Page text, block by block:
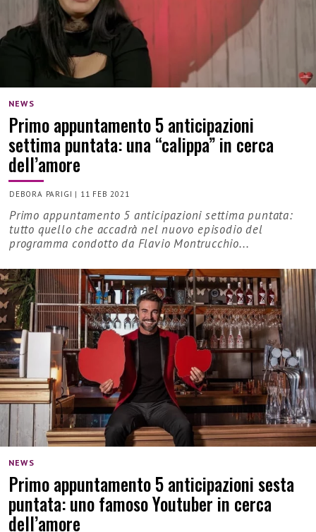
NEWS
Primo appuntamento 5 anticipazioni
settima puntata: una “calippa” in cerca
dell’amore
DEBORA PARIGI | 11 FEB 2021
Primo appuntamento 5 anticipazioni settima puntata:
tutto quello che accadrà nel nuovo episodio del
programma condotto da Flavio Montrucchio...
NEWS
Primo appuntamento 5 anticipazioni sesta
puntata: uno famoso Youtuber in cerca
dell’amore